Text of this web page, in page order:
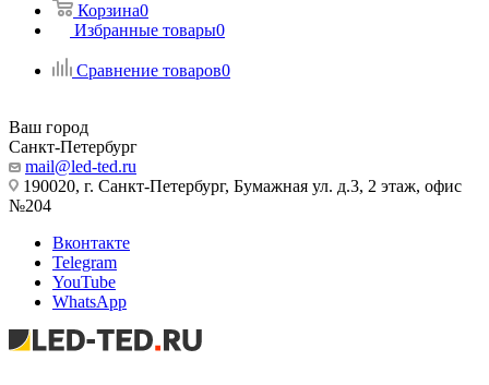
Корзина0
Избранные товары0
Сравнение товаров0
Ваш город
Санкт-Петербург
mail@led-ted.ru
190020, г. Санкт-Петербург, Бумажная ул. д.3, 2 этаж, офис
№204
Вконтакте
Telegram
YouTube
WhatsApp